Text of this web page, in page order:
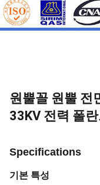
원뿔꼴 원뿔 전
33KV 전력 폴
Specifications
기본 특성